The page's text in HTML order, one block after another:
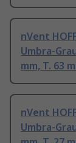
nVent
Umbra-
mm, T. 63
nVent
Umbra-